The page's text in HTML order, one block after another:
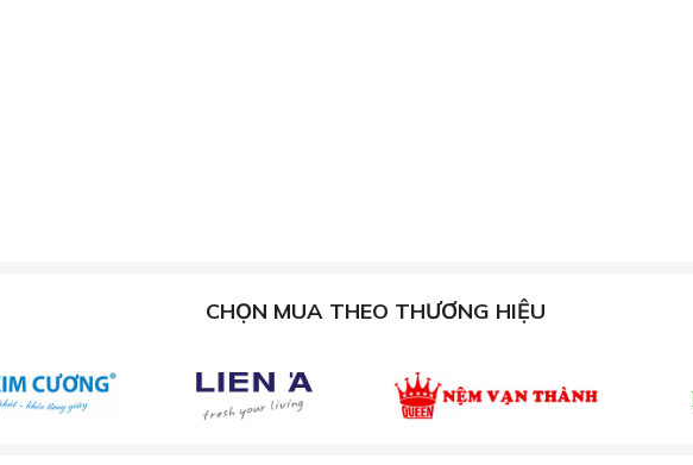
nhiên, không gây kích ứng da, phù hợp với mọi loại da, kể cả da nhạy cảm.
đẹp bóng bẩy tự nhiên, mang đến vẻ sang trọng và đẳng cấp cho không gian
CHỌN MUA THEO THƯƠNG HIỆU